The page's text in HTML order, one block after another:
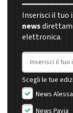
Inserisci il tuo
news
elettronica.
Indirizzo email
Scegli le tue
News